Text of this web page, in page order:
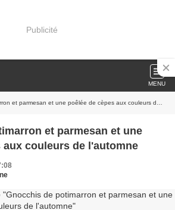
Publicité
MENU
et parmesan et une poêlée de cèpes aux couleurs de l'automne
et parmesan et une
aux couleurs de l'automne